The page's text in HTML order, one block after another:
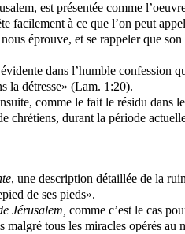
est présentée comme
facilement à ce que l’on peut
éprouve, et se rappeler que
dans l’humble confession
la détresse» (Lam. 1:20).
comme le fait le résidu dans
chrétiens, durant la période
, une description détaillée de la
de ses pieds».
Jérusalem, comme c’est le cas
tous les miracles opérés au